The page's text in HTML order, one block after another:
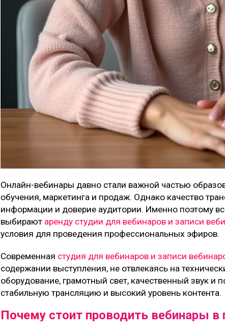
Онлайн-вебинары давно стали важной частью
обучения, маркетинга и продаж. Однако качество
информации и доверие аудитории. Именно поэтому
выбирают аренду студии для вебинаров и записи
условия для проведения профессиональных эфиров.
Современная студия для вебинаров и записи
содержании выступления, не отвлекаясь на
оборудование, грамотный свет, качественный звук
стабильную трансляцию и высокий уровень контента.
Почему стоит проводить вебинары в